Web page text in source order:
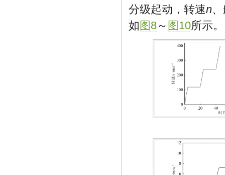
分级起动，转速n、
如 图8～ 图10所示。